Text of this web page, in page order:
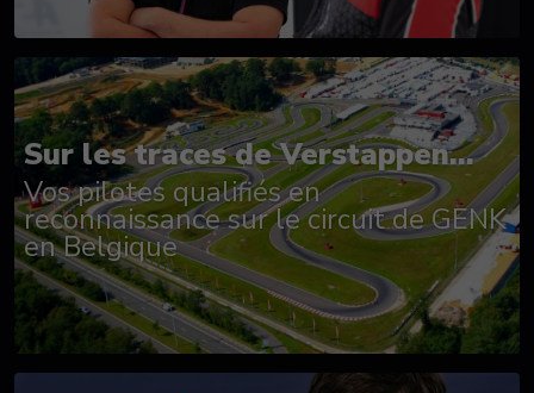
Sur les traces de Verstappen...
Vos pilotes qualifiés en
reconnaissance sur le circuit de GENK
en Belgique